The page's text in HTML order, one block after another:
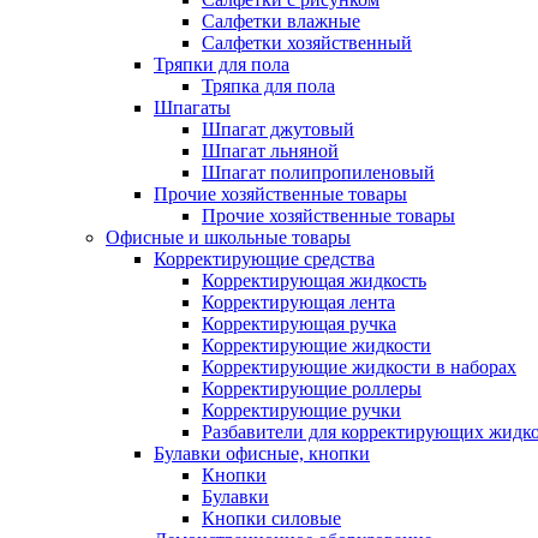
Салфетки влажные
Салфетки хозяйственный
Тряпки для пола
Тряпка для пола
Шпагаты
Шпагат джутовый
Шпагат льняной
Шпагат полипропиленовый
Прочие хозяйственные товары
Прочие хозяйственные товары
Офисные и школьные товары
Корректирующие средства
Корректирующая жидкость
Корректирующая лента
Корректирующая ручка
Корректирующие жидкости
Корректирующие жидкости в наборах
Корректирующие роллеры
Корректирующие ручки
Разбавители для корректирующих
Булавки офисные, кнопки
Кнопки
Булавки
Кнопки силовые